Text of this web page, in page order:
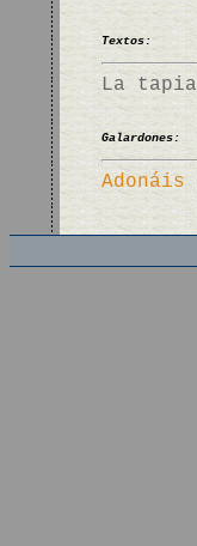
Textos:
La
Galardones:
Adonáis